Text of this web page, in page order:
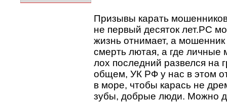
Призывы карать
не первый десяток лет.PС
жизнь отнимает, а
смерть лютая, а где личные
лох последний развелся на
общем, УК РФ у нас в этом
в море, чтобы карась не
зубы, добрые люди. Можно